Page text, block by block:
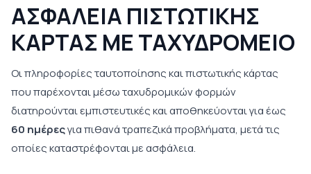
ΑΣΦΑΛΕΙΑ ΠΙΣΤΩΤΙΚΗΣ
ΚΑΡΤΑΣ ΜΕ ΤΑΧΥΔΡΟΜΕΙΟ
Οι πληροφορίες ταυτοποίησης και πιστωτικής κάρτας
που παρέχονται μέσω ταχυδρομικών φορμών
διατηρούνται εμπιστευτικές και αποθηκεύονται για έως
60 ημέρεςγια πιθανά τραπεζικά προβλήματα, μετά τις
οποίες καταστρέφονται με ασφάλεια.